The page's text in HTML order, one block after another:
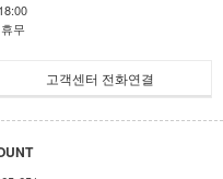
무
고객센터 전화연결